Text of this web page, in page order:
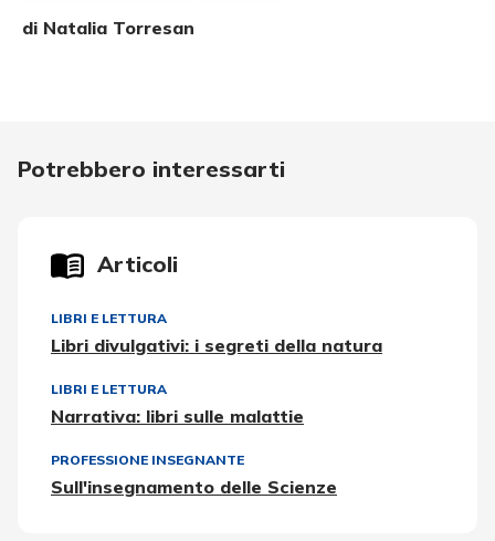
di Natalia Torresan
Potrebbero interessarti
Articoli
LIBRI E LETTURA
Libri divulgativi: i segreti della natura
LIBRI E LETTURA
Narrativa: libri sulle malattie
PROFESSIONE INSEGNANTE
Sull'insegnamento delle Scienze